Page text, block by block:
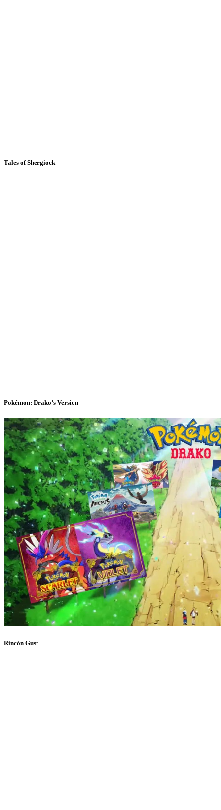
Tales of Shergiock
Pokémon: Drako’s Version
Rincón Gust